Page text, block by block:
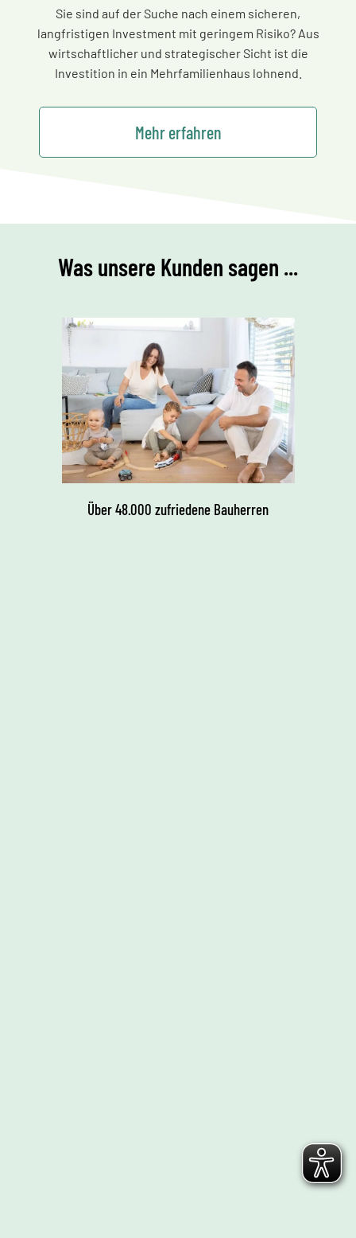
Sie sind auf der Suche nach einem sicheren,
langfristigen Investment mit geringem Risiko? Aus
wirtschaftlicher und strategischer Sicht ist die
Investition in ein Mehrfamilienhaus lohnend.
Mehr erfahren
Was unsere Kunden sagen ...
Über 48.000 zufriedene Bauherren